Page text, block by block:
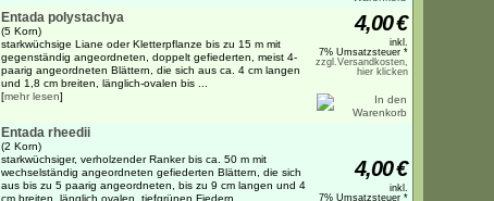
Entada polystachya
(5 Korn)
starkwüchsige Liane oder Kletterpflanze bis zu 15 m mit
gegenständig angeordneten, doppelt gefiederten, meist 4-
paarig angeordneten Blättern, die sich aus ca. 4 cm langen
und 1,8 cm breiten, länglich-ovalen bis ...
[mehr lesen]
4,00€
inkl.
7% Umsatzsteuer *
zzgl.Versandkosten,
hier klicken
Entada rheedii
(2 Korn)
starkwüchsiger, verholzender Ranker bis ca. 50 m mit
wechselständig angeordneten gefiederten Blättern, die sich
aus bis zu 5 paarig angeordneten, bis zu 9 cm langen und 4
cm breiten, länglich ovalen, tiefgrünen Fiedern ...
4,00€
inkl.
7% Umsatzsteuer *